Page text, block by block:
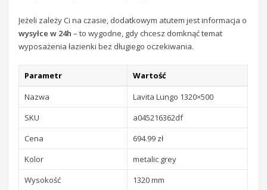
Jeżeli zależy Ci na czasie, dodatkowym atutem jest informacja o
wysyłce w 24h – to wygodne, gdy chcesz domknąć temat
wyposażenia łazienki bez długiego oczekiwania.
Parametr
Wartość
Nazwa
Lavita Lungo 1320×500
SKU
a045216362df
Cena
694.99 zł
Kolor
metalic grey
Wysokość
1320 mm